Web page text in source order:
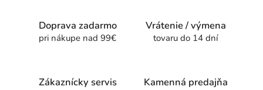
Doprava zadarmo
pri nákupe nad 99€
Vrátenie / výmena
tovaru do 14 dní
Zákaznícky servis Kamenná predajňa